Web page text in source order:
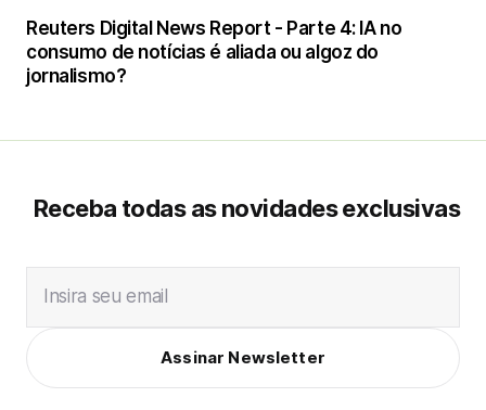
Reuters Digital News Report - Parte 4: IA no
consumo de notícias é aliada ou algoz do
jornalismo?
Receba todas as novidades exclusivas
Insira seu email
Assinar Newsletter